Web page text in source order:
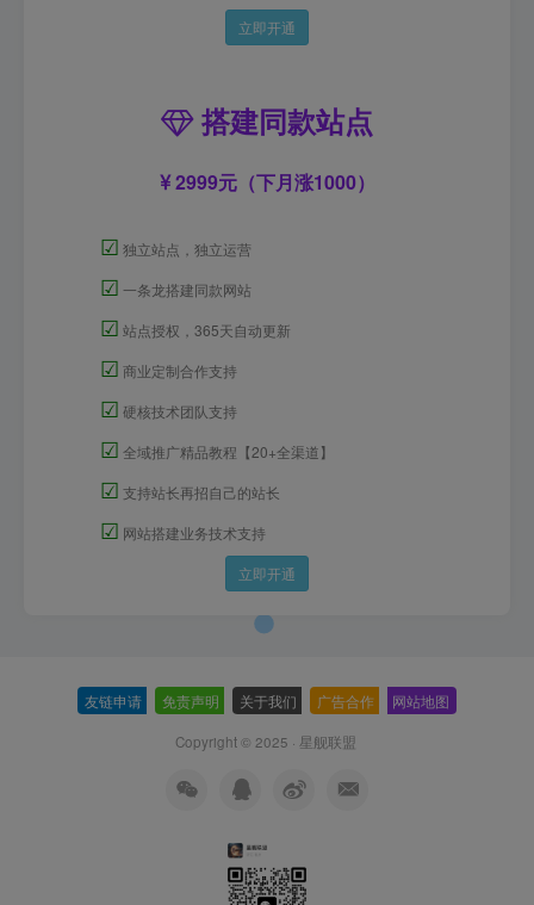
立即开通
搭建同款站点
2999元（下月涨1000）
☑ 独立站点，独立运营
☑ 一条龙搭建同款网站
☑ 站点授权，365天自动更新
☑ 商业定制合作支持
☑ 硬核技术团队支持
☑ 全域推广精品教程【20+全渠道】
☑ 支持站长再招自己的站长
☑ 网站搭建业务技术支持
立即开通
友链申请 免责声明 关于我们 广告合作 网站地图
Copyright © 2025 · 星舰联盟